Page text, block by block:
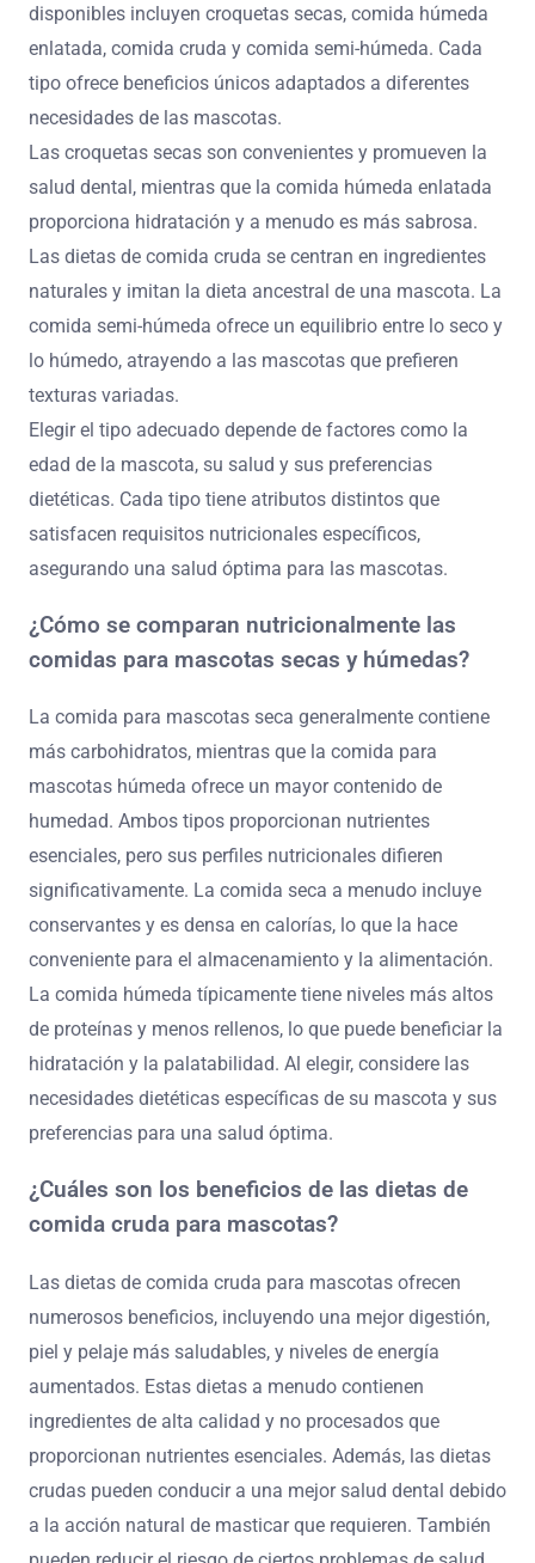
disponibles incluyen croquetas secas, comida húmeda
enlatada, comida cruda y comida semi-húmeda. Cada
tipo ofrece beneficios únicos adaptados a diferentes
necesidades de las mascotas.
Las croquetas secas son convenientes y promueven la
salud dental, mientras que la comida húmeda enlatada
proporciona hidratación y a menudo es más sabrosa.
Las dietas de comida cruda se centran en ingredientes
naturales y imitan la dieta ancestral de una mascota. La
comida semi-húmeda ofrece un equilibrio entre lo seco y
lo húmedo, atrayendo a las mascotas que prefieren
texturas variadas.
Elegir el tipo adecuado depende de factores como la
edad de la mascota, su salud y sus preferencias
dietéticas. Cada tipo tiene atributos distintos que
satisfacen requisitos nutricionales específicos,
asegurando una salud óptima para las mascotas.
¿Cómo se comparan nutricionalmente las
comidas para mascotas secas y húmedas?
La comida para mascotas seca generalmente contiene
más carbohidratos, mientras que la comida para
mascotas húmeda ofrece un mayor contenido de
humedad. Ambos tipos proporcionan nutrientes
esenciales, pero sus perfiles nutricionales difieren
significativamente. La comida seca a menudo incluye
conservantes y es densa en calorías, lo que la hace
conveniente para el almacenamiento y la alimentación.
La comida húmeda típicamente tiene niveles más altos
de proteínas y menos rellenos, lo que puede beneficiar la
hidratación y la palatabilidad. Al elegir, considere las
necesidades dietéticas específicas de su mascota y sus
preferencias para una salud óptima.
¿Cuáles son los beneficios de las dietas de
comida cruda para mascotas?
Las dietas de comida cruda para mascotas ofrecen
numerosos beneficios, incluyendo una mejor digestión,
piel y pelaje más saludables, y niveles de energía
aumentados. Estas dietas a menudo contienen
ingredientes de alta calidad y no procesados que
proporcionan nutrientes esenciales. Además, las dietas
crudas pueden conducir a una mejor salud dental debido
a la acción natural de masticar que requieren. También